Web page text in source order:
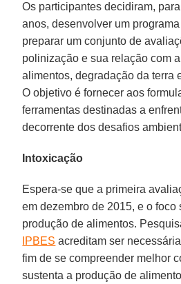
Os participantes decidiram,
anos, desenvolver um
preparar um conjunto de
polinização e sua relação com
alimentos, degradação da terra
O objetivo é fornecer aos
ferramentas destinadas a
decorrente dos desafios
Intoxicação
Espera-se que a primeira
em dezembro de 2015, e o
produção de alimentos.
IPBES acreditam ser
fim de se compreender melhor
sustenta a produção de